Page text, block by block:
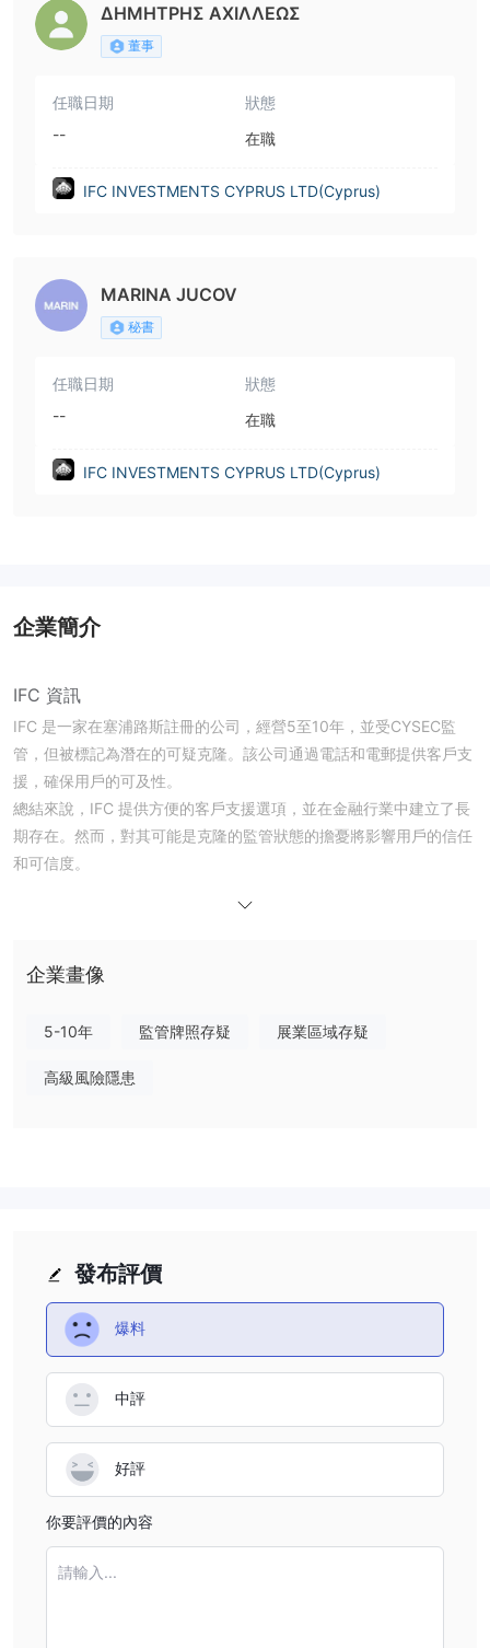
ΔΗΜΗΤΡΗΣ ΑΧΙΛΛΕΩΣ
董事
任職日期
--
狀態
在職
IFC INVESTMENTS CYPRUS LTD(Cyprus)
MARINA JUCOV
秘書
任職日期
--
狀態
在職
IFC INVESTMENTS CYPRUS LTD(Cyprus)
企業簡介
IFC 資訊
IFC 是一家在塞浦路斯註冊的公司，經營5至10年，並受CYSEC監
管，但被標記為潛在的可疑克隆。該公司通過電話和電郵提供客戶支
援，確保用戶的可及性。
總結來說，IFC 提供方便的客戶支援選項，並在金融行業中建立了長
期存在。然而，對其可能是克隆的監管狀態的擔憂將影響用戶的信任
和可信度。
327/16，屬於直通處理（STP）許可證類型。
監管框架中的真實性和可靠性的擔憂。
優點和缺點
且官方網站本身無法訪問，這嚴重影響透明度和潛在用戶獲取有關該
客戶支援
IFC 通過多個渠道提供客戶支援，以協助其客戶。客戶可以通過電話
+357 2534 0396
此外，可以通過官方網站http://if-center.com/獲取更多信息和支
援，確保用戶查詢和支援的多種選擇。
結論
IFC 在塞浦路斯註冊，並由塞浦路斯證券交易委員會許可證號碼
儘管該公司的服務可及性很高，但由於被歸類為“可疑克隆”並且其網
企業畫像
5-10年 監管牌照存疑 展業區域存疑
高級風險隱患
發布評價
爆料
中評
好評
你要評價的內容
請輸入...